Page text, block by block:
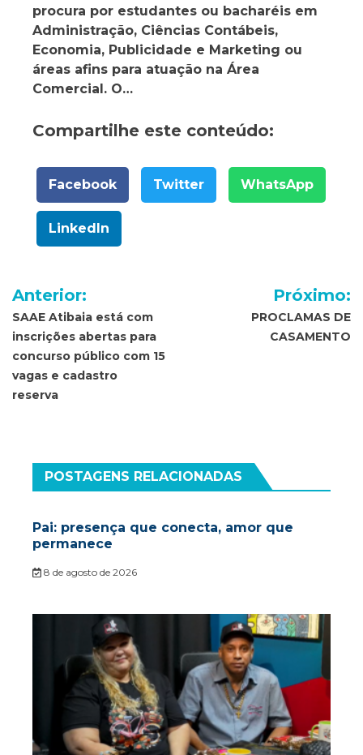
procura por estudantes ou bacharéis em
Administração, Ciências Contábeis,
Economia, Publicidade e Marketing ou
áreas afins para atuação na Área
Comercial. O…
Compartilhe este conteúdo:
Facebook Twitter WhatsApp
LinkedIn
Navegação
de
Post
Anterior:
SAAE Atibaia está com
inscrições abertas para
concurso público com 15
vagas e cadastro
reserva
Próximo:
PROCLAMAS DE
CASAMENTO
POSTAGENS RELACIONADAS
Pai: presença que conecta, amor que
permanece
8 de agosto de 2026